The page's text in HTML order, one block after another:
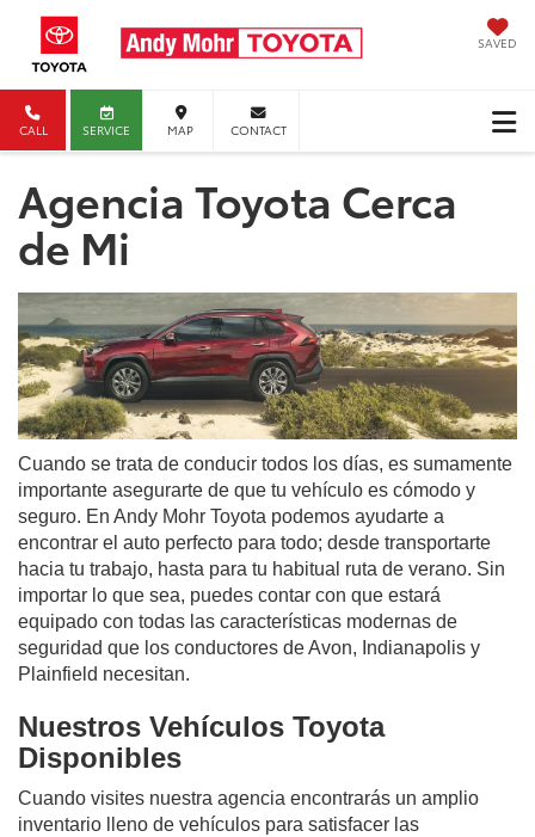
SAVED
CALL SERVICE MAP CONTACT
Agencia Toyota Cerca
de Mi
Cuando se trata de conducir todos los días, es sumamente
importante asegurarte de que tu vehículo es cómodo y
seguro. En Andy Mohr Toyota podemos ayudarte a
encontrar el auto perfecto para todo; desde transportarte
hacia tu trabajo, hasta para tu habitual ruta de verano. Sin
importar lo que sea, puedes contar con que estará
equipado con todas las características modernas de
seguridad que los conductores de Avon, Indianapolis y
Plainfield necesitan.
Nuestros Vehículos Toyota
Disponibles
Cuando visites nuestra agencia encontrarás un amplio
inventario lleno de vehículos para satisfacer las